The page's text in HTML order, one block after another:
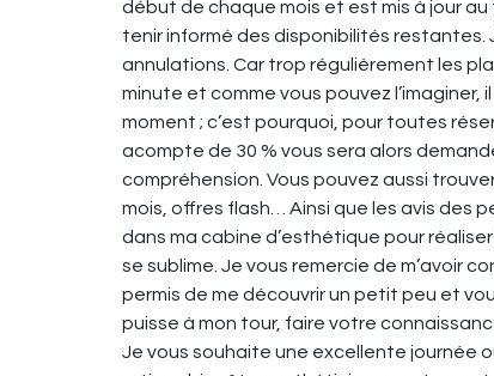
début de chaque mois et est mis à jour
tenir informé des disponibilités restantes.
annulations. Car trop régulièrement les
minute et comme vous pouvez
moment ; c’est pourquoi, pour toutes
acompte de 30 % vous sera alors
compréhension. Vous pouvez aussi
mois, offres flash… Ainsi que les avis des
dans ma cabine d’esthétique pour
se sublime. Je vous remercie de m’avoir
permis de me découvrir un petit peu et
puisse à mon tour, faire votre
Je vous souhaite une excellente journée